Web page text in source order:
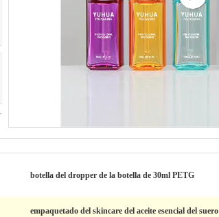
botella del dropper de la botella de 30ml PETG
empaquetado del skincare del aceite esencial del suero